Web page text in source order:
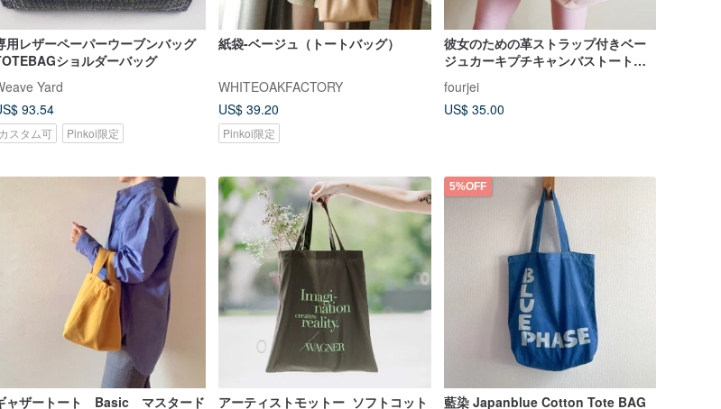
用レザーペーパーウーブンバッグ
ショルダーバッグ
Yard
93.54
カスタム可 Pinkoi限定
紙袋-ベージュ（トートバッグ）
WHITEOAKFACTORY
US$ 39.20
Pinkoi限定
彼女のための革ストラップ付きベー
ジュカーキプチキャンバストートバ
ッグ-カジュアルシックなバッグ
fourjei
US$ 35.00
ャザートート Basic マスタード
アーティストモットー_ソフトコット
5%OFF
藍染 Japanblue Cotton Tote BAG